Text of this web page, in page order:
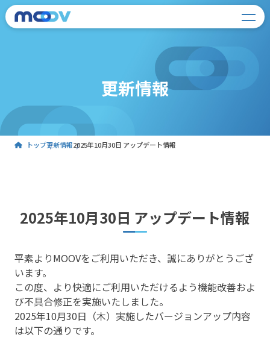
更新情報
トップ更新情報2025年10月30日 アップデート情報
2025年10月30日 アップデート情報
平素よりMOOVをご利用いただき、誠にありがとうござ
います。
この度、より快適にご利用いただけるよう機能改善およ
び不具合修正を実施いたしました。
2025年10月30日（木）実施したバージョンアップ内容
は以下の通りです。